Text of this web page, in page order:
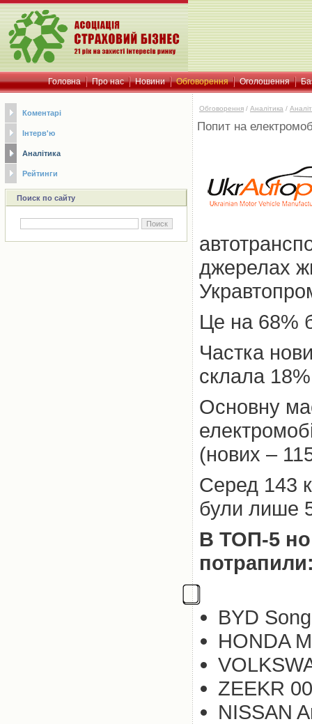
Головна Про нас Новини Обговорення Оголошення
Коментарі
Інтерв'ю
Аналітика
Рейтинги
Поиск по сайту
Обговорення / Аналітика /
Попит на
джерелах
Це на 68%
Частка
склала
Основну
(нових –
Серед 143
були лише
В ТОП-5
BYD
HONDA
ZEEKR
NISSAN